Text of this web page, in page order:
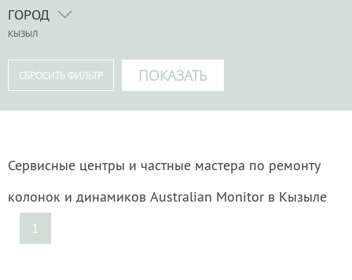
ГОРОД
КЫЗЫЛ
Сервисные центры и частные мастера по ремонту
колонок и динамиков Australian Monitor в Кызыле
1